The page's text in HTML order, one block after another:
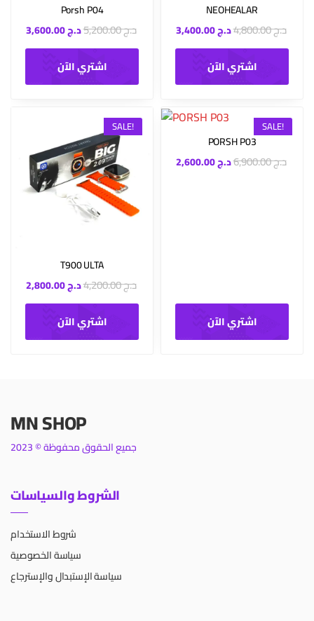
Porsh P04
د.ج3,600.00 د.ج5,200.00
اشتري الآن
NEOHEALAR
د.ج3,400.00 د.ج4,800.00
اشتري الآن
SALE!
T900 ULTA
د.ج2,800.00 د.ج4,200.00
اشتري الآن
SALE!
PORSH P03
د.ج2,600.00 د.ج6,900.00
اشتري الآن
MN SHOP
جميع الحقوق محفوظة © 2023
الشروط والسياسات
شروط الاستخدام
سياسة الخصوصية
سياسة الإستبدال والإسترجاع